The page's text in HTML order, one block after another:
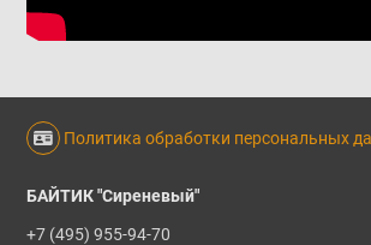
Политика обработки персональных
БАЙТИК "Сиреневый"
+7 (495) 955-94-70